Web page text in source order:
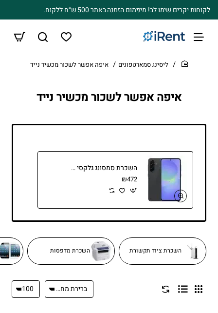
לקוחות יקרים שימו לב! מינימום הזמנה באתר 500 ש״ח ללקוח.
איפה אפשר לשכור מכשיר נייד
home
ליסינג סמארטפונים איפה אפשר לשכור מכשיר נייד
השכרת סמסונג גלקסי A36 - השכרת סמארטפונים דור 5
₪472
השכרת ציוד תקשורת השכרת מדפסות